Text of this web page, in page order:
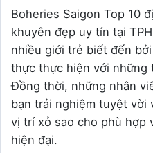
Boheries Saigon Top 10
khuyên đẹp uy tín tại
nhiều giới trẻ biết đến
thực thực hiện với những
Đồng thời, những nhân
bạn trải nghiệm tuyệt vời
vị trí xỏ sao cho phù hợp
hiện đại.